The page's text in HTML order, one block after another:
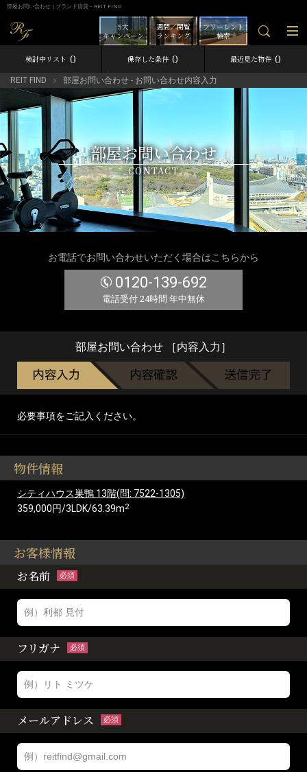
部屋お問い合わせ | ブランド賃貸－REIT FIND
フリーレント
検索
週間／閲覧
ランキング
5大
キャンペーン
検討中リスト 0 保存した条件 0 最近見た物件 0
REIT FIND 部屋お問い合わせ - お問い合わせ内容入力
部屋お問い合わせ
CONTACT
お電話でお問い合わせいただく場合はこちらから
0120-139-692
電話受付 24時間 年中無休
部屋お問い合わせ ［内容入力］
必要事項をご記入ください。
物件情報
シティハウス巣鴨 13階(問: 7522-1305)
359,000円/3LDK/63.39m2
お客様情報
お名前 必須
フリガナ 必須
メールアドレス 必須